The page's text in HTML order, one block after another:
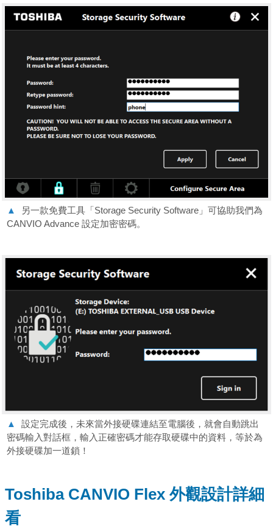
▲
另一款免費工具「Storage Security Software」可協助我們為
CANVIO Advance 設定加密密碼。
▲
設定完成後，未來當外接硬碟連結至電腦後，就會自動跳出
密碼輸入對話框，輸入正確密碼才能存取硬碟中的資料，等於為
外接硬碟加一道鎖！
Toshiba CANVIO Flex 外觀設計詳細
看